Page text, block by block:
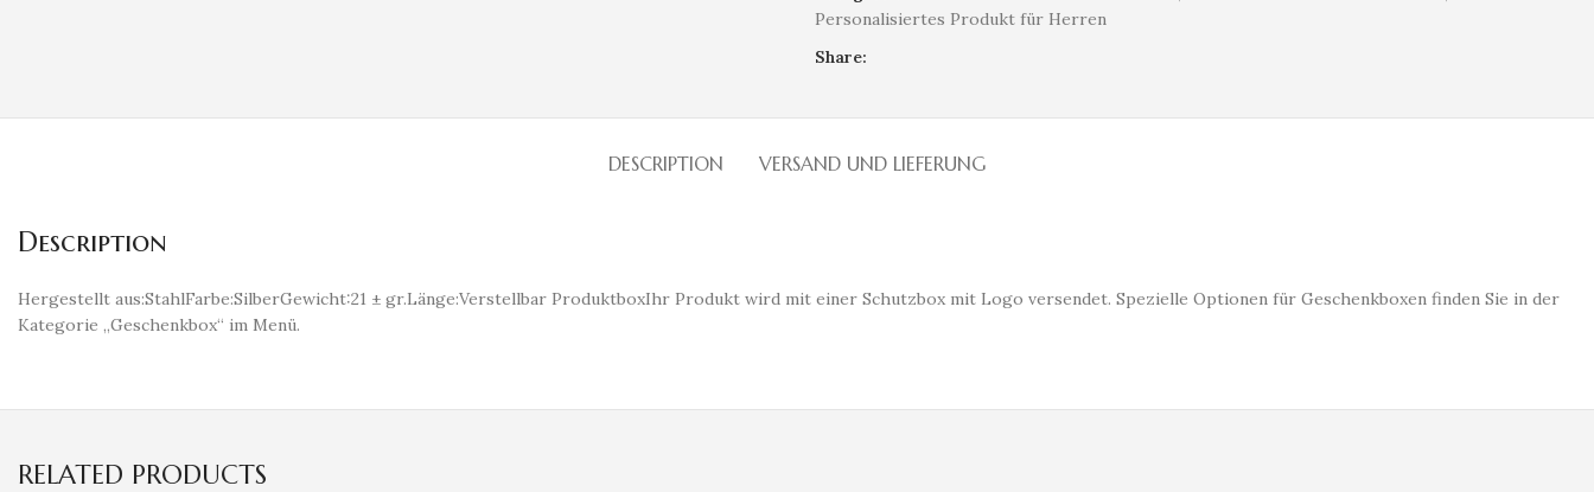
Personalisiertes Produkt für Herren
Share:
DESCRIPTION VERSAND UND LIEFERUNG
Description
Hergestellt aus:StahlFarbe:SilberGewicht:21 ± gr.Länge:Verstellbar ProduktboxIhr Produkt wird mit einer Schutzbox mit Logo versendet. Spezielle Optionen für Geschenkboxen finden Sie in der
Kategorie „Geschenkbox“ im Menü.
RELATED PRODUCTS